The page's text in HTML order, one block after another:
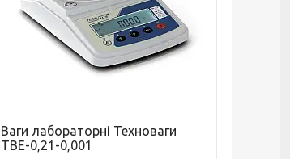
Ваги лабораторні Техноваги
ТВЕ-0,21-0,001